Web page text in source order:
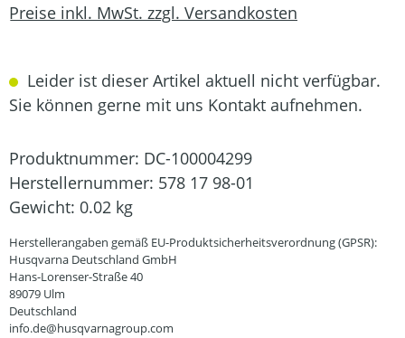
Preise inkl. MwSt. zzgl. Versandkosten
Leider ist dieser Artikel aktuell nicht verfügbar.
Sie können gerne mit uns Kontakt aufnehmen.
Produktnummer: DC-100004299
Herstellernummer: 578 17 98-01
Gewicht: 0.02 kg
Herstellerangaben gemäß EU-Produktsicherheitsverordnung (GPSR):
Husqvarna Deutschland GmbH
Hans-Lorenser-Straße 40
89079 Ulm
Deutschland
info.de@husqvarnagroup.com